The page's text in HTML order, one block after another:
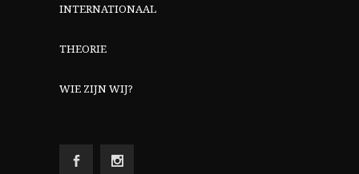
INTERNATIONAAL
THEORIE
WIE ZIJN WIJ?